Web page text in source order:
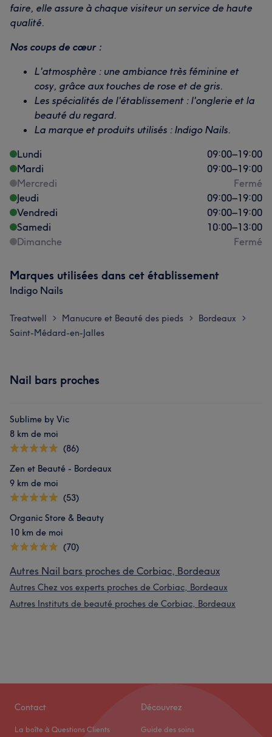
faire, elle assure à chaque visiteur un service de haute
qualité.
Nos coups de cœur :
L'atmosphère : une ambiance très féminine et
cosy, grâce aux touches de rose et de gris.
Les spécialités de l'établissement : l'onglerie et la
beauté du regard.
La marque et produits utilisés : Indigo Nails.
Lundi
09:00–19:00
Mardi
09:00–19:00
Mercredi
Fermé
Jeudi
09:00–19:00
Vendredi
09:00–19:00
Samedi
10:00–13:00
Dimanche
Fermé
Marques utilisées dans cet établissement
Indigo Nails
Treatwell > Manucure et Beauté des pieds > Bordeaux >
Saint-Médard-en-Jalles
Nail bars proches
Sublime by Vic
8 km de moi
(86)
Zen et Beauté - Bordeaux
9 km de moi
(53)
Organic Store & Beauty
10 km de moi
(70)
Autres Nail bars proches de Corbiac, Bordeaux
Autres Chez vos experts proches de Corbiac, Bordeaux
Autres Instituts de beauté proches de Corbiac, Bordeaux
Contact
La boîte à Questions Clients
Découvrez
Guide des soins